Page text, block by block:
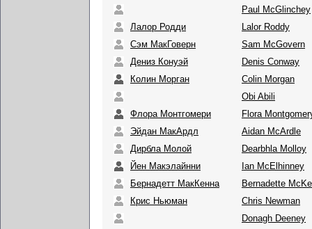
Paul McGlinchey
Лалор Родди
Lalor Roddy
Сэм МакГоверн
Sam McGovern
Дениз Конуэй
Denis Conway
Колин Морган
Colin Morgan
Obi Abili
Флора Монтгомери
Flora
Эйдан МакАрдл
Aidan McArdle
Дирбла Молой
Dearbhla Molloy
Йен Макэлайнни
Ian McElhinney
Бернадетт МакКенна
Bernadette
Крис Ньюман
Chris Newman
Donagh Deeney